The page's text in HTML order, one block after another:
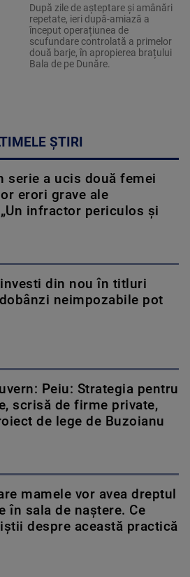
După zile de așteptare și amânări
repetate, ieri după-amiază a
început operațiunea de
scufundare controlată a primelor
două barje, în apropierea brațului
Bala de pe Dunăre.
ȘTIRI
serie a ucis două femei
erori grave ale
infractor periculos și
din nou în titluri
dobânzi neimpozabile pot
Peiu: Strategia pentru
scrisă de firme private,
de lege de Buzoianu
mamele vor avea dreptul
în sala de naștere. Ce
despre această practică